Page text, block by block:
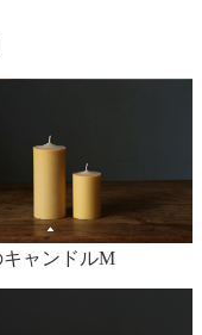
キャンドルM